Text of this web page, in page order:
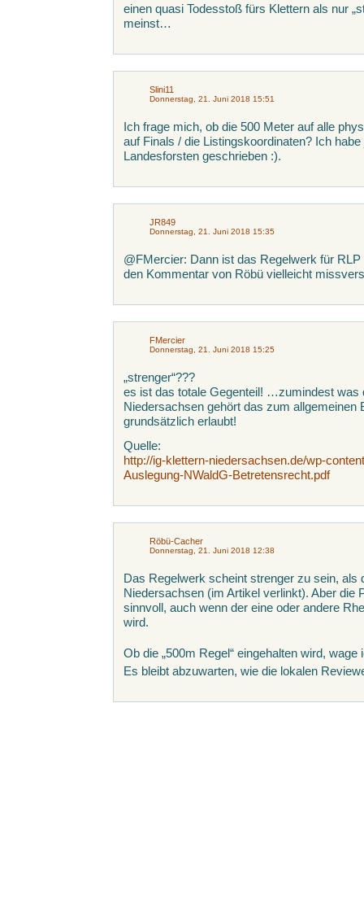
einen quasi Todesstoß fürs Klettern als nur
meinst…
Slini11
Donnerstag, 21. Juni 2018 15:51
Ich frage mich, ob die 500 Meter auf alle
auf Finals / die Listingskoordinaten? Ich
Landesforsten geschrieben :).
JR849
Donnerstag, 21. Juni 2018 15:35
@FMercier: Dann ist das Regelwerk für
den Kommentar von Röbü vielleicht
FMercier
Donnerstag, 21. Juni 2018 15:25
„strenger“???
es ist das totale Gegenteil! …zumindest
Niedersachsen gehört das zum allgemeinen
grundsätzlich erlaubt!
Quelle:
http://ig-klettern-niedersachsen.de/wp-
Auslegung-NWaldG-Betretensrecht.pdf
Röbü-Cacher
Donnerstag, 21. Juni 2018 12:38
Das Regelwerk scheint strenger zu sein, als
Niedersachsen (im Artikel verlinkt). Aber die
sinnvoll, auch wenn der eine oder andere
wird.
Ob die „500m Regel“ eingehalten wird,
Es bleibt abzuwarten, wie die lokalen